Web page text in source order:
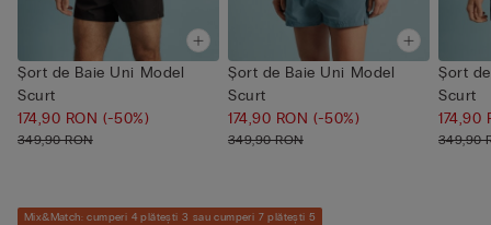
Șort de Baie Uni Model
Scurt
174,90 RON(-50%)
349,90 RON
Șort de Baie Uni Model
Scurt
174,90 RON(-50%)
349,90 RON
Șort
Scurt
174,90
349,90
Mix&Match: cumperi 4 plătești 3 sau cumperi 7 plătești 5